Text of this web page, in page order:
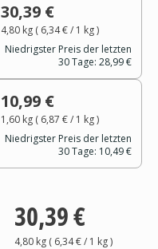
30,39 €
4,80 kg( 6,34 €/ 1 kg)
Niedrigster Preis der letzten
30 Tage: 28,99 €
10,99 €
1,60 kg( 6,87 €/ 1 kg)
Niedrigster Preis der letzten
30 Tage: 10,49 €
30,39 €
4,80 kg( 6,34 €/ 1 kg)